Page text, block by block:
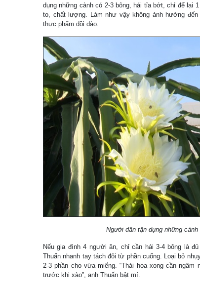
dụng những cành có 2-3 bông, hái tỉa bớt, chỉ để lại
to, chất lượng. Làm như vậy không ảnh hưởng
thực phẩm dồi dào.
Người dân tận dụng những
Nếu gia đình 4 người ăn, chỉ cần hái 3-4 bông là
Thuấn nhanh tay tách đôi từ phần cuống. Loại bỏ
2-3 phần cho vừa miếng. “Thái hoa xong cần
trước khi xào”, anh Thuấn bật mí.